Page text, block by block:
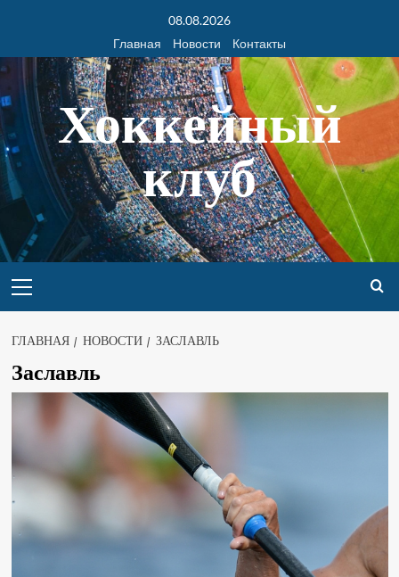
08.08.2026
Главная
Новости Контакты
Хоккейный
клуб
ГЛАВНАЯ НОВОСТИ ЗАСЛАВЛЬ
Заславль